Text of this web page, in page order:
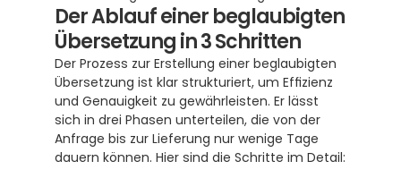
Der Ablauf einer beglaubigten
Übersetzung in 3 Schritten
Der Prozess zur Erstellung einer beglaubigten
Übersetzung ist klar strukturiert, um Effizienz
und Genauigkeit zu gewährleisten. Er lässt
sich in drei Phasen unterteilen, die von der
Anfrage bis zur Lieferung nur wenige Tage
dauern können. Hier sind die Schritte im Detail: